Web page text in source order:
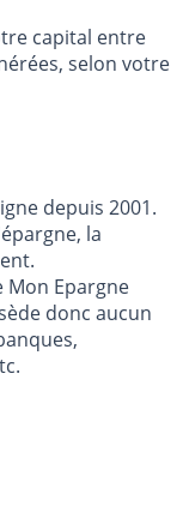
capital entre
selon votre
depuis 2001.
la
Epargne
donc aucun